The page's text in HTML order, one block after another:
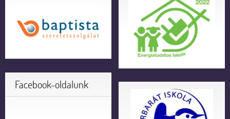
Facebook-oldalunk